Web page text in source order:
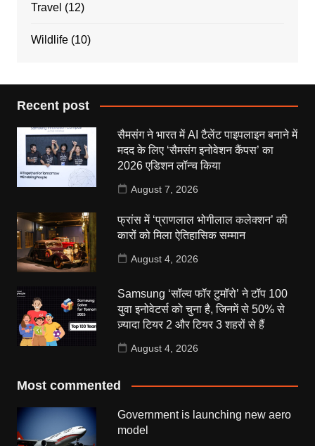
Travel (12)
Wildlife(10)
Recent post
सैमसंग ने भारत में AI टैलेंट पाइपलाइन बनाने में
मदद के लिए ‘सैमसंग इनोवेशन कैंपस’ का
2026 एडिशन लॉन्च किया
August 7, 2026
फ्रांस में ‘प्राणलाल भोगीलाल कलेक्शन’ की
कारों को मिला ऐतिहासिक सम्मान
August 4, 2026
Samsung ‘सॉल्व फॉर टुमॉरो’ ने टॉप 100
युवा इनोवेटर्स को चुना है, जिनमें से 50% से
ज़्यादा टियर 2 और टियर 3 शहरों से हैं
August 4, 2026
Most commented
Government is launching new aero
model